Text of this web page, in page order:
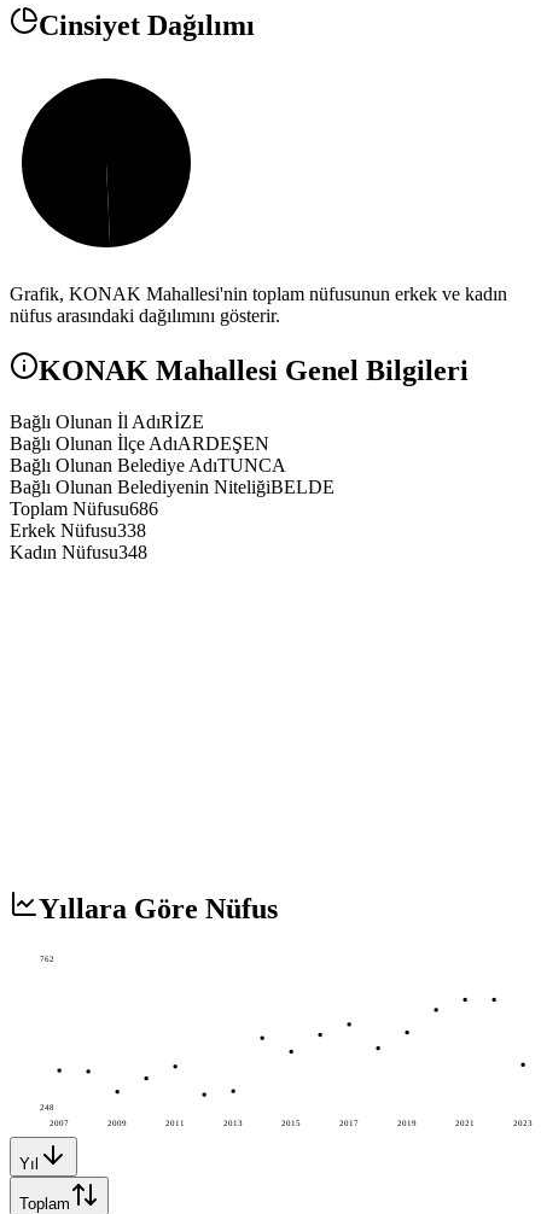
Cinsiyet Dağılımı
Grafik, KONAK Mahallesi'nin toplam nüfusunun erkek ve kadın
nüfus arasındaki dağılımını gösterir.
KONAK Mahallesi Genel Bilgileri
Bağlı Olunan İl AdıRİZE
Bağlı Olunan İlçe AdıARDEŞEN
Bağlı Olunan Belediye AdıTUNCA
Bağlı Olunan Belediyenin NiteliğiBELDE
Toplam Nüfusu686
Erkek Nüfusu338
Kadın Nüfusu348
Yıllara Göre Nüfus
2007 2009 2011 2013 2015 2017 2019 2021 2023
762
248
Yıl
Toplam